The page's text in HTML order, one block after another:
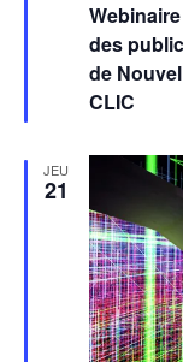
des
de
CLIC
avant
JEU
21